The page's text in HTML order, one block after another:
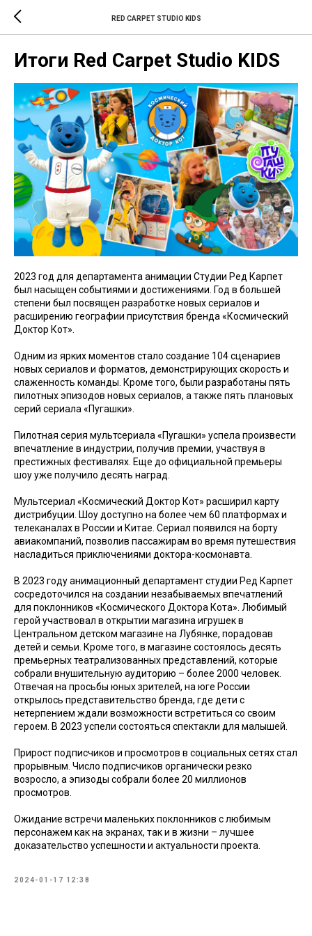
RED CARPET STUDIO KIDS
Итоги Red Carpet Studio KIDS
2023 год для департамента анимации Студии Ред Карпет
был насыщен событиями и достижениями. Год в большей
степени был посвящен разработке новых сериалов и
расширению географии присутствия бренда «Космический
Доктор Кот».
Одним из ярких моментов стало создание 104 сценариев
новых сериалов и форматов, демонстрирующих скорость и
слаженность команды. Кроме того, были разработаны пять
пилотных эпизодов новых сериалов, а также пять плановых
серий сериала «Пугашки».
Пилотная серия мультсериала «Пугашки» успела произвести
впечатление в индустрии, получив премии, участвуя в
престижных фестивалях. Еще до официальной премьеры
шоу уже получило десять наград.
Мультсериал «Космический Доктор Кот» расширил карту
дистрибуции. Шоу доступно на более чем 60 платформах и
телеканалах в России и Китае. Сериал появился на борту
авиакомпаний, позволив пассажирам во время путешествия
насладиться приключениями доктора-космонавта.
В 2023 году анимационный департамент студии Ред Карпет
сосредоточился на создании незабываемых впечатлений
для поклонников «Космического Доктора Кота». Любимый
герой участвовал в открытии магазина игрушек в
Центральном детском магазине на Лубянке, порадовав
детей и семьи. Кроме того, в магазине состоялось десять
премьерных театрализованных представлений, которые
собрали внушительную аудиторию – более 2000 человек.
Отвечая на просьбы юных зрителей, на юге России
открылось представительство бренда, где дети с
нетерпением ждали возможности встретиться со своим
героем. В 2023 успели состояться спектакли для малышей.
Прирост подписчиков и просмотров в социальных сетях стал
прорывным. Число подписчиков органически резко
возросло, а эпизоды собрали более 20 миллионов
просмотров.
Ожидание встречи маленьких поклонников с любимым
персонажем как на экранах, так и в жизни – лучшее
доказательство успешности и актуальности проекта.
2024-01-17 12:38